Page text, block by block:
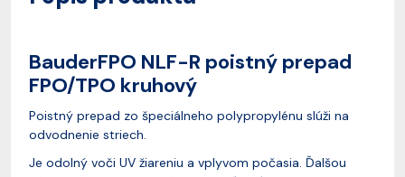
BauderFPO NLF-R poistný prepad
FPO/TPO kruhový
Poistný prepad zo špeciálneho polypropylénu slúži na
odvodnenie striech.
Je odolný voči UV žiareniu a vplyvom počasia. Ďalšou